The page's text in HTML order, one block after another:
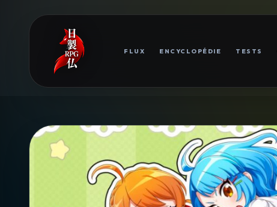
FLUX ENCYCLOPÉDIE TESTS